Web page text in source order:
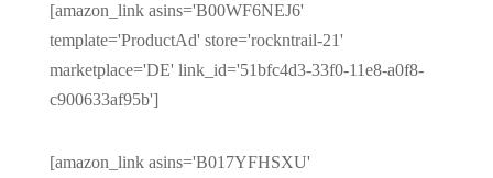
[amazon_link asins='B00WF6NEJ6'
template='ProductAd' store='rockntrail-21'
marketplace='DE' link_id='51bfc4d3-33f0-11e8-a0f8-
c900633af95b']
[amazon_link asins='B017YFHSXU'